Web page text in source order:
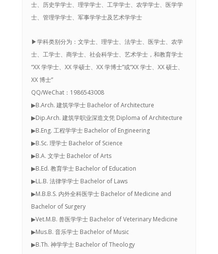
士、历史学学士、理学学士、工学学士、农学学士、医学学
士、管理学学士、军事学学士及艺术学学士
▶学科类别分为：文学士、理学士、法学士、医学士、农学
士、工学士、商学士、社会科学士、艺术学士，和教育学士
“XX 学学士、XX 学硕士、XX 学博士”或“XX 学士、XX 硕士、
XX 博士”
QQ/WeChat：1986543008
▶B.Arch. 建筑学学士 Bachelor of Architecture
▶Dip.Arch. 建筑学职业深造文凭 Diploma of Architecture
▶B.Eng. 工程学学士 Bachelor of Engineering
▶B.Sc. 理学士 Bachelor of Science
▶B.A. 文学士 Bachelor of Arts
▶B.Ed. 教育学士 Bachelor of Education
▶LL.B. 法律学学士 Bachelor of Laws
▶M.B.B.S. 内外全科医学士 Bachelor of Medicine and
Bachelor of Surgery
▶Vet.M.B. 兽医学学士 Bachelor of Veterinary Medicine
▶Mus.B. 音乐学士 Bachelor of Music
▶B.Th. 神学学士 Bachelor of Theology